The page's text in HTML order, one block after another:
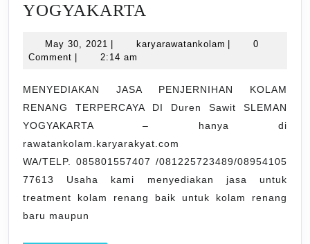
YOGYAKARTA
PENJERNIHAN
RENANG
TERPERCAYA
Duren
Sawit
SLEMAN
May 30, 2021 May
30,
karyarawatankolam
0
Comment
2:14 am
MENYEDIAKAN JASA PENJERNIHAN KOLAM
RENANG TERPERCAYA DI Duren Sawit SLEMAN
YOGYAKARTA – hanya di
rawatankolam.karyarakyat.com
WA/TELP. 085801557407 /081225723489/08954105
77613 Usaha kami menyediakan jasa untuk
treatment kolam renang baik untuk kolam renang
baru maupun